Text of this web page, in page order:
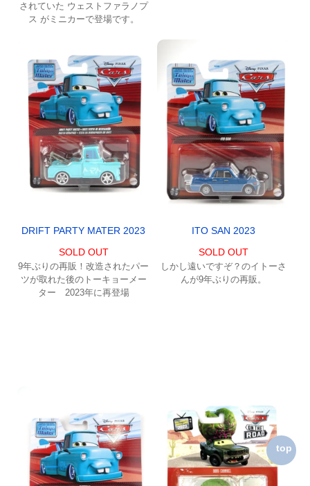
top
されていた ウェストファラノプ
ス がミニカーで登場です。
DRIFT PARTY MATER 2023
SOLD OUT
9年ぶりの再販！改造されたパー
ツが取れた後のトーキョーメー
ター 2023年に再登場
ITO SAN 2023
SOLD OUT
しかし遠いですぞ？のイトーさ
んが9年ぶりの再販。